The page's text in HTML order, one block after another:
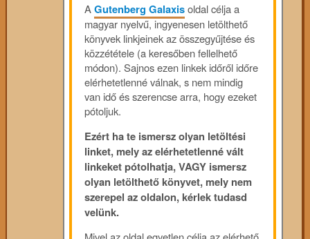
AGutenberg Galaxisoldal célja a
magyar nyelvű, ingyenesen letölthető
könyvek linkjeinek az összegyűjtése és
közzététele (a keresőben fellelhető
módon). Sajnos ezen linkek időről időre
elérhetetlenné válnak, s nem mindig
van idő és szerencse arra, hogy ezeket
pótoljuk.
Ezért ha te ismersz olyan letöltési
linket, mely az elérhetetlenné vált
linkeket pótolhatja, VAGY ismersz
olyan letölthető könyvet, mely nem
szerepel az oldalon, kérlek tudasd
velünk.